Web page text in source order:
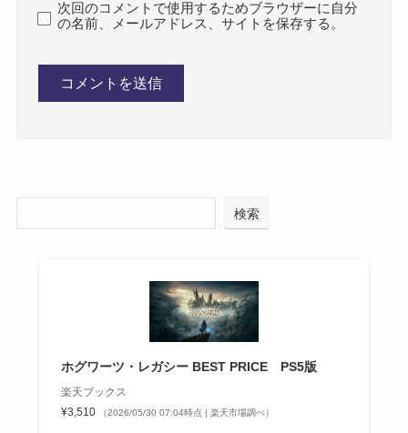
次回のコメントで使用するためブラウザーに自分
の名前、メールアドレス、サイトを保存する。
検索
ホグワーツ・レガシー BEST PRICE PS5版
楽天ブックス
¥3,510
（2026/05/30 07:04時点 | 楽天市場調べ）